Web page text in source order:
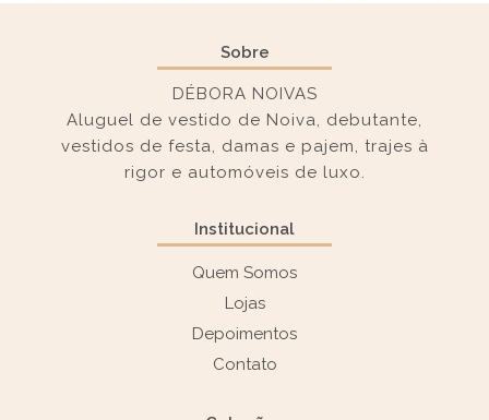
Sobre
DÉBORA NOIVAS
Aluguel de vestido de Noiva, debutante,
vestidos de festa, damas e pajem, trajes à
rigor e automóveis de luxo.
Institucional
Quem Somos
Lojas
Depoimentos
Contato